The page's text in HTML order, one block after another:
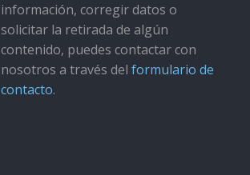
información, corregir datos o
solicitar la retirada de algún
contenido, puedes contactar con
nosotros a través del formulario de
contacto.